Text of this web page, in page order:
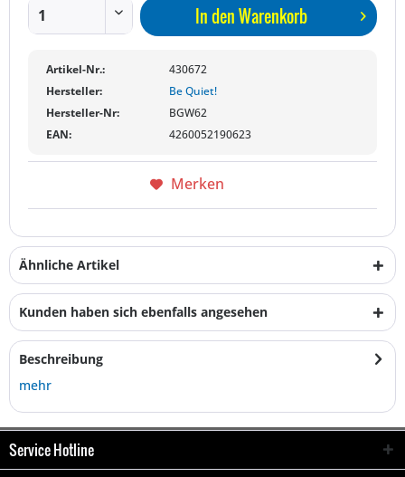
In denWarenkorb
Artikel-Nr.:
430672
Hersteller:
Be Quiet!
Hersteller-Nr:
BGW62
EAN:
4260052190623
Merken
Ähnliche Artikel
Kunden haben sich ebenfalls angesehen
Beschreibung
mehr
Service Hotline